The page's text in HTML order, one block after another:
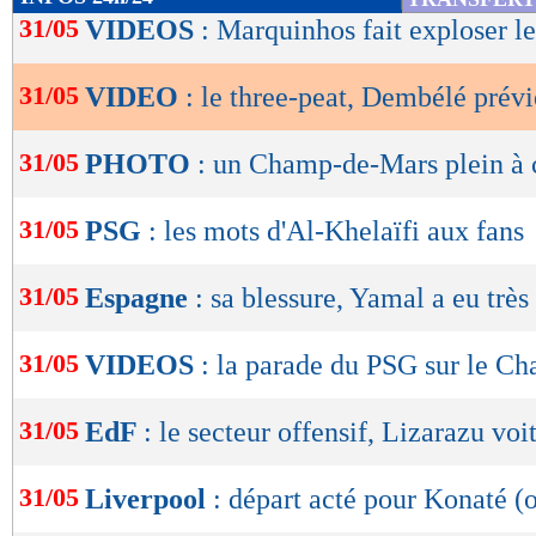
de
OK
31/05 VIDEOS : Marquinhos fait exploser
31/05 VIDEO : le three-peat, Dembélé
31/05 PHOTO : un Champ-de-Mars plein à
31/05 PSG : les mots d'Al-Khelaïfi aux fans
31/05 Espagne : sa blessure, Yamal a eu
31/05 VIDEOS : la parade du PSG sur le
31/05 EdF : le secteur offensif, Lizarazu
31/05 Liverpool : départ acté pour Konaté